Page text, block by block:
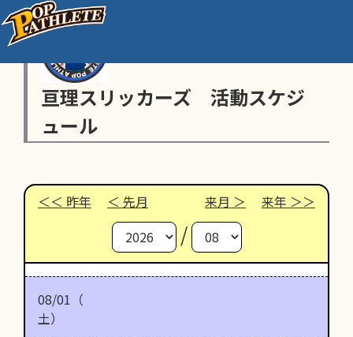
亘理スリッカーズ 活動スケジ
ュール
昨年 先月 来月 来年
/
08/01（
土）